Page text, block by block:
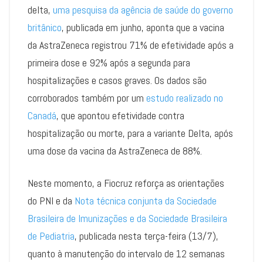
delta, uma pesquisa da agência de saúde do governo
britânico, publicada em junho, aponta que a vacina
da AstraZeneca registrou 71% de efetividade após a
primeira dose e 92% após a segunda para
hospitalizações e casos graves. Os dados são
corroborados também por um estudo realizado no
Canadá, que apontou efetividade contra
hospitalização ou morte, para a variante Delta, após
uma dose da vacina da AstraZeneca de 88%.
Neste momento, a Fiocruz reforça as orientações
do PNI e da Nota técnica conjunta da Sociedade
Brasileira de Imunizações e da Sociedade Brasileira
de Pediatria, publicada nesta terça-feira (13/7),
quanto à manutenção do intervalo de 12 semanas